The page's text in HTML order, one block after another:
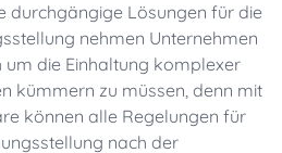
durchgängige Lösungen für die
nehmen Unternehmen
die Einhaltung komplexer
kümmern zu müssen, denn mit
können alle Regelungen für
nach der